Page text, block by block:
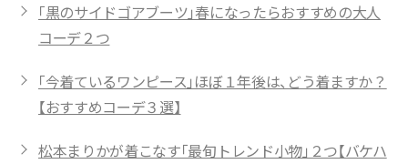
「黒のサイドゴアブーツ」春になったらおすすめの大人
コーデ２つ
「今着ているワンピース」ほぼ１年後は、どう着ますか？
【おすすめコーデ３選】
松本まりかが着こなす「最旬トレンド小物」２つ【バケハ